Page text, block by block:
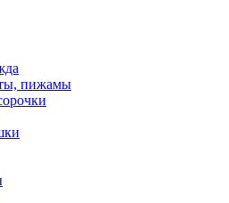
пижамы